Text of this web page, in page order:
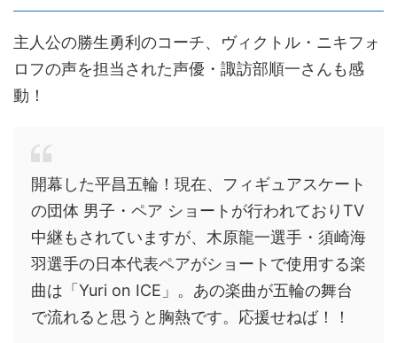
主人公の勝生勇利のコーチ、ヴィクトル・ニキフォ
ロフの声を担当された声優・諏訪部順一さんも感
動！
開幕した平昌五輪！現在、フィギュアスケート
の団体 男子・ペア ショートが行われておりTV
中継もされていますが、木原龍一選手・須崎海
羽選手の日本代表ペアがショートで使用する楽
曲は「Yuri on ICE」。あの楽曲が五輪の舞台
で流れると思うと胸熱です。応援せねば！！